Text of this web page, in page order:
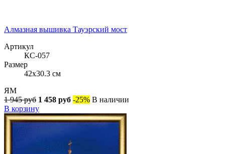
Алмазная вышивка Тауэрский мост
Артикул
КС-057
Размер
42x30.3 см
ЯМ
1 945 руб 1 458 руб -25% В наличии
В корзину